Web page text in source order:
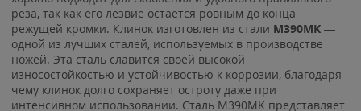
реза, так как его лезвие остаётся ровным до конца
режущей кромки. Клинок изготовлен из стали M390MK —
одной из лучших сталей, используемых в производстве
ножей. Эта сталь славится своей высокой
износостойкостью и устойчивостью к коррозии, благодаря
чему клинок долго сохраняет остроту даже при
интенсивном использовании. Сталь M390MK представляет